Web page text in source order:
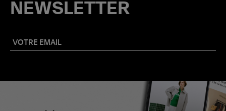
NEWSLETTER